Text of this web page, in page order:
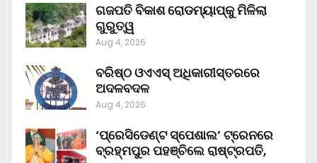
ଗଜପତି ବିକାଶ ରୋଡମ୍ୟାପ୍‌କୁ ମିଳିଲା
ଗୁରୁତ୍ୱ
Aug 4, 2026
ବରିଷ୍ଠ ଓଏଏସ୍‌ ଅଧିକାରୀସ୍ତରରେ
ଅଦଳବଦଳ
Aug 4, 2026
‘ପ୍ରେସିଡେଣ୍ଟ ସ୍ପେଶାଲ’ ଟ୍ରେନରେ
ବ୍ରହ୍ମପୁର ପହଞ୍ଚିଲେ ରାଷ୍ଟ୍ରପତି,